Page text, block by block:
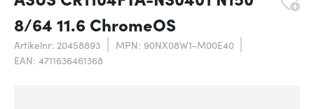
8/64 11.6 ChromeOS
Artikelnr: 20458893
MPN: 90NX08W1-M00E40
EAN: 4711636461368